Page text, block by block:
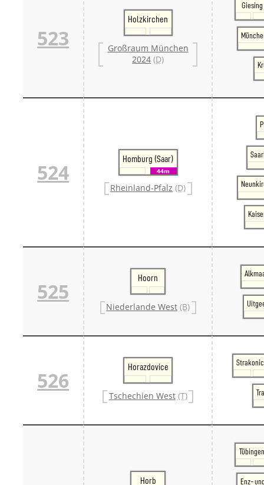
523
Holzkirchen
Großraum München
2024 (D)
Giesing
524
Homburg (Saar)
44m
Rheinland-Pfalz (D)
525
Hoorn
Niederlande West (B)
526
Horazdovice
Tschechien West (T)
Horb Enz-